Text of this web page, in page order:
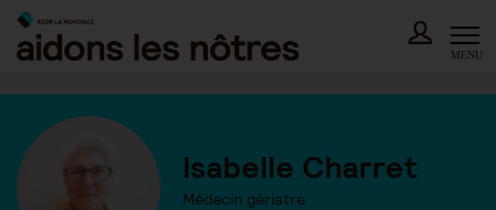
Skip
content
MENU
Isabelle Charret
Médecin gériatre